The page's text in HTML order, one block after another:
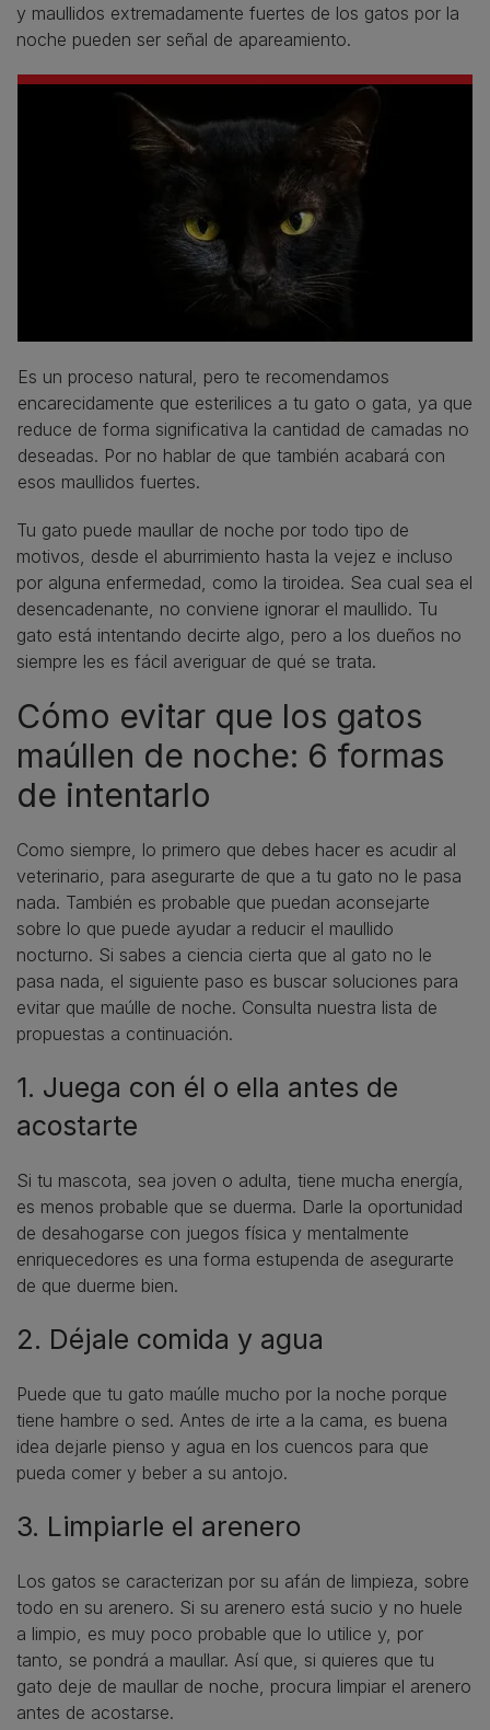
y maullidos extremadamente fuertes de los gatos por la
noche pueden ser señal de apareamiento.
Es un proceso natural, pero te recomendamos
encarecidamente que esterilices a tu gato o gata, ya que
reduce de forma significativa la cantidad de camadas no
deseadas. Por no hablar de que también acabará con
esos maullidos fuertes.
Tu gato puede maullar de noche por todo tipo de
motivos, desde el aburrimiento hasta la vejez e incluso
por alguna enfermedad, como la tiroidea. Sea cual sea el
desencadenante, no conviene ignorar el maullido. Tu
gato está intentando decirte algo, pero a los dueños no
siempre les es fácil averiguar de qué se trata.
Cómo evitar que los gatos
maúllen de noche: 6 formas
de intentarlo
Como siempre, lo primero que debes hacer es acudir al
veterinario, para asegurarte de que a tu gato no le pasa
nada. También es probable que puedan aconsejarte
sobre lo que puede ayudar a reducir el maullido
nocturno. Si sabes a ciencia cierta que al gato no le
pasa nada, el siguiente paso es buscar soluciones para
evitar que maúlle de noche. Consulta nuestra lista de
propuestas a continuación.
1. Juega con él o ella antes de
acostarte
Si tu mascota, sea joven o adulta, tiene mucha energía,
es menos probable que se duerma. Darle la oportunidad
de desahogarse con juegos física y mentalmente
enriquecedores es una forma estupenda de asegurarte
de que duerme bien.
2. Déjale comida y agua
Puede que tu gato maúlle mucho por la noche porque
tiene hambre o sed. Antes de irte a la cama, es buena
idea dejarle pienso y agua en los cuencos para que
pueda comer y beber a su antojo.
3. Limpiarle el arenero
Los gatos se caracterizan por su afán de limpieza, sobre
todo en su arenero. Si su arenero está sucio y no huele
a limpio, es muy poco probable que lo utilice y, por
tanto, se pondrá a maullar. Así que, si quieres que tu
gato deje de maullar de noche, procura limpiar el arenero
antes de acostarse.